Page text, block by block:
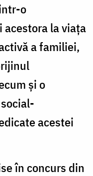
o
la viața
a familiei,
și o
acestei
în concurs din